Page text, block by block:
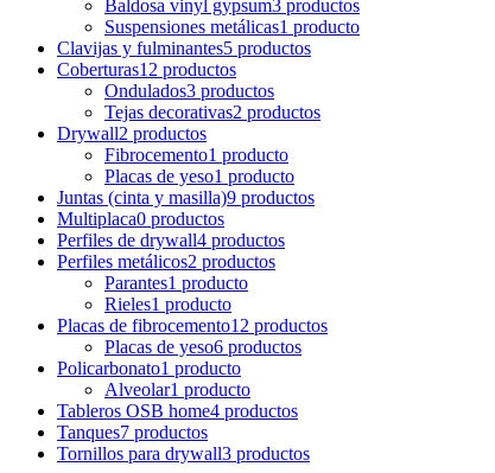
Baldosa vinyl gypsum3 productos
Suspensiones metálicas1 producto
Clavijas y fulminantes5 productos
Coberturas12 productos
Ondulados3 productos
Tejas decorativas2 productos
Drywall2 productos
Fibrocemento1 producto
Placas de yeso1 producto
Juntas (cinta y masilla)9 productos
Multiplaca0 productos
Perfiles de drywall4 productos
Perfiles metálicos2 productos
Parantes1 producto
Rieles1 producto
Placas de fibrocemento12 productos
Placas de yeso6 productos
Policarbonato1 producto
Alveolar1 producto
Tableros OSB home4 productos
Tanques7 productos
Tornillos para drywall3 productos